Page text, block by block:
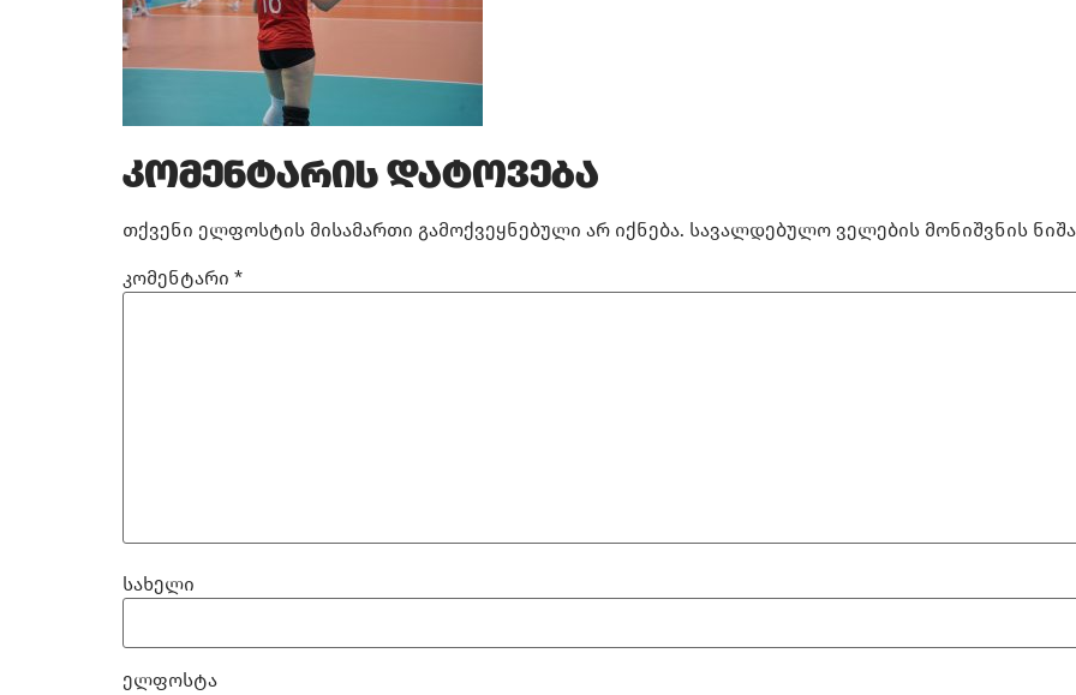
კომენტარის დატოვება
თქვენი ელფოსტის მისამართი გამოქვეყნებული არ იქნება. სავალდებულო ველების მონიშვნის
კომენტარი *
სახელი
ელფოსტა